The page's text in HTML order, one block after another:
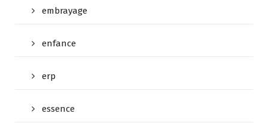
embrayage
enfance
erp
essence